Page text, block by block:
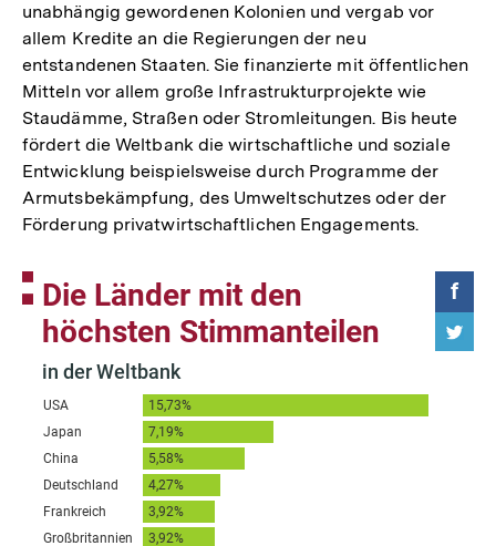
unabhängig gewordenen Kolonien und vergab vor
allem Kredite an die Regierungen der neu
entstandenen Staaten. Sie finanzierte mit öffentlichen
Mitteln vor allem große Infrastrukturprojekte wie
Staudämme, Straßen oder Stromleitungen. Bis heute
fördert die Weltbank die wirtschaftliche und soziale
Entwicklung beispielsweise durch Programme der
Armutsbekämpfung, des Umweltschutzes oder der
Förderung privatwirtschaftlichen Engagements.